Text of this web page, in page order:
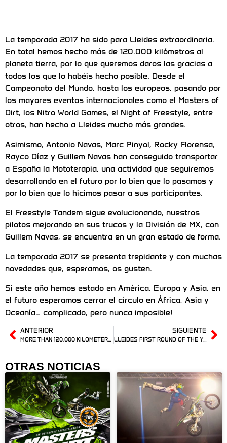
La temporada 2017 ha sido para Lleides extraordinaria.
En total hemos hecho más de 120.000 kilómetros al
planeta tierra, por lo que queremos daros las gracias a
todos los que lo habéis hecho posible. Desde el
Campeonato del Mundo, hasta los europeos, pasando por
los mayores eventos internacionales como el Masters of
Dirt, los Nitro World Games, el Night of Freestyle, entre
otros, han hecho a Lleides mucho más grandes.
Asimismo, Antonio Navas, Marc Pinyol, Rocky Florensa,
Rayco Díaz y Guillem Navas han conseguido transportar
a España la Mototerapia, una actividad que seguiremos
desarrollando en el futuro por lo bien que lo pasamos y
por lo bien que lo hicimos pasar a sus participantes.
El Freestyle Tandem sigue evolucionando, nuestros
pilotos mejorando en sus trucos y la División de MX, con
Guillem Navas, se encuentra en un gran estado de forma.
La temporada 2017 se presenta trepidante y con muchas
novedades que, esperamos, os gusten.
Si este año hemos estado en América, Europa y Asia, en
el futuro esperamos cerrar el círculo en África, Asia y
Oceanía… complicado, pero nunca imposible!
ANTERIOR
MORE THAN 120,000 KILOMETERS, MORE THAN 120,000 THANKS
SIGUIENTE
LLEIDES FIRST ROUND OF THE YEAR IN HANNOVER
OTRAS NOTICIAS